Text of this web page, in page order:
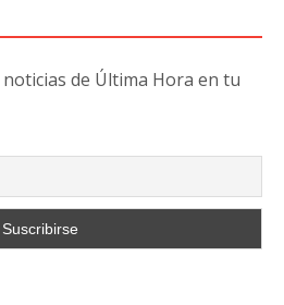
de Última Hora en tu